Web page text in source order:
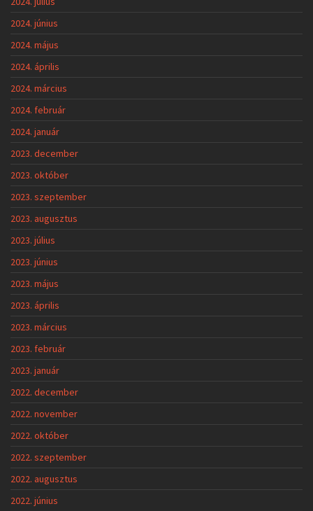
2024. június
2024. május
2024. április
2024. március
2024. február
2024. január
2023. december
2023. október
2023. szeptember
2023. augusztus
2023. július
2023. június
2023. május
2023. április
2023. március
2023. február
2023. január
2022. december
2022. november
2022. október
2022. szeptember
2022. augusztus
2022. június